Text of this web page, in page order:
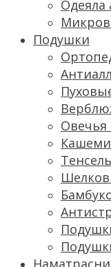
Одеяла
Подушки
Овечья
Тенсель